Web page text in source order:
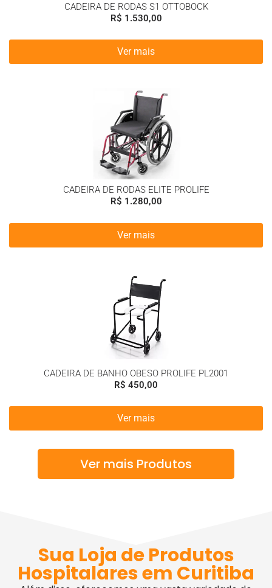
CADEIRA DE RODAS S1 OTTOBOCK
R$ 1.530,00
Ver mais
CADEIRA DE RODAS ELITE PROLIFE
R$ 1.280,00
Ver mais
CADEIRA DE BANHO OBESO PROLIFE PL2001
R$ 450,00
Ver mais
Ver mais Produtos
Sua Loja de Produtos
Hospitalares em Curitiba